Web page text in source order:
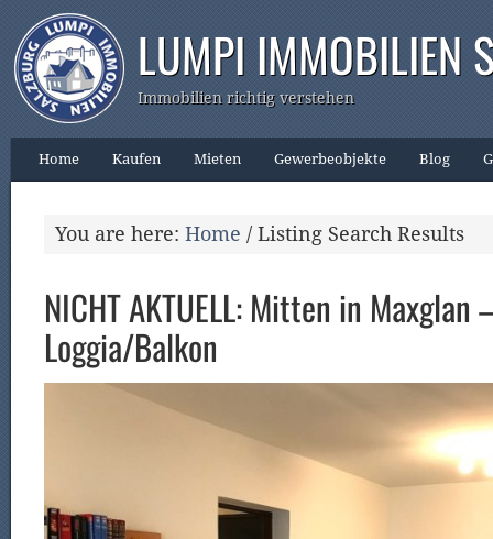
LUMPI IMMOBILIEN
Immobilien richtig verstehen
Home Kaufen Mieten Gewerbeobjekte Blog
You are here: Home / Listing Search Results
NICHT AKTUELL: Mitten in
Loggia/Balkon